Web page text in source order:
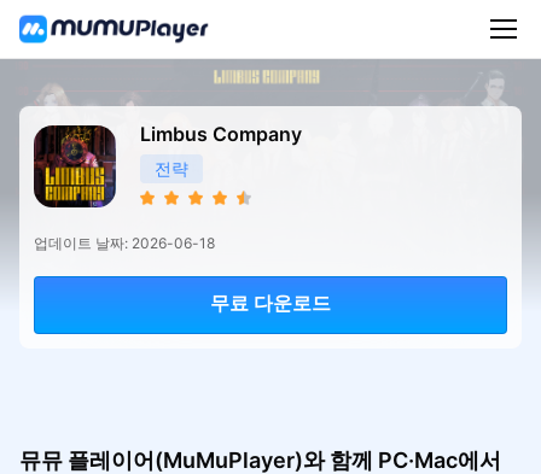
Limbus Company
전략
업데이트 날짜: 2026-06-18
무료 다운로드
뮤뮤 플레이어(MuMuPlayer)와 함께 PC·Mac에서